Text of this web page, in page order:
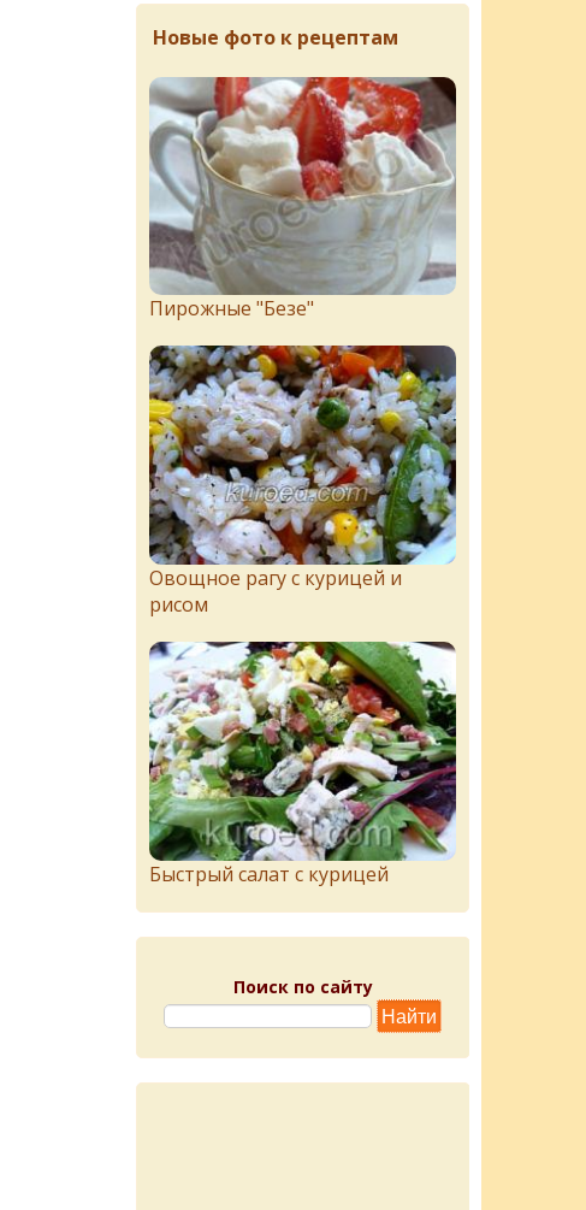
Новые фото к рецептам
Пирожныe "Бeзe"
Овощное рагу с курицей и
рисом
Быстрый салат с курицей
Поиск по сайту